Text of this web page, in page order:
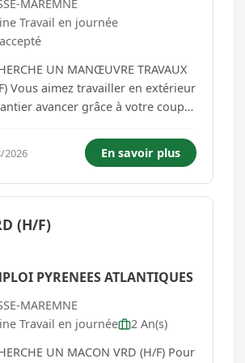
MAREMNE
Travail en journée
UN MANŒUVRE TRAVAUX
avancer grâce à votre coup
sur différents chantiers de
travaux publics. Vos mi...
2026 En savoir plus
(H/F)
PYRENEES ATLANTIQUES
MAREMNE
Travail en journée
2 An(s)
UN MACON VRD (H/F) Pour